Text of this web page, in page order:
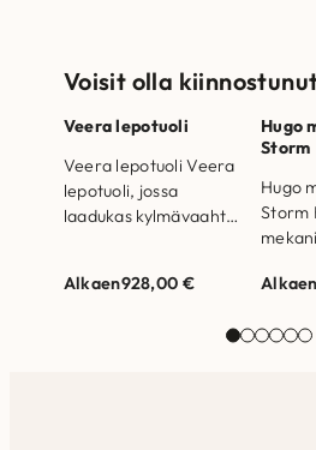
Voisit olla
Veera lepotuoli
Veera lepotuoli Veera
lepotuoli, jossa
laadukas kylmävaahto
Runkorakenne on
Alkaen928,00 €
Hugo
Storm
Hugo
Storm
Alkaen